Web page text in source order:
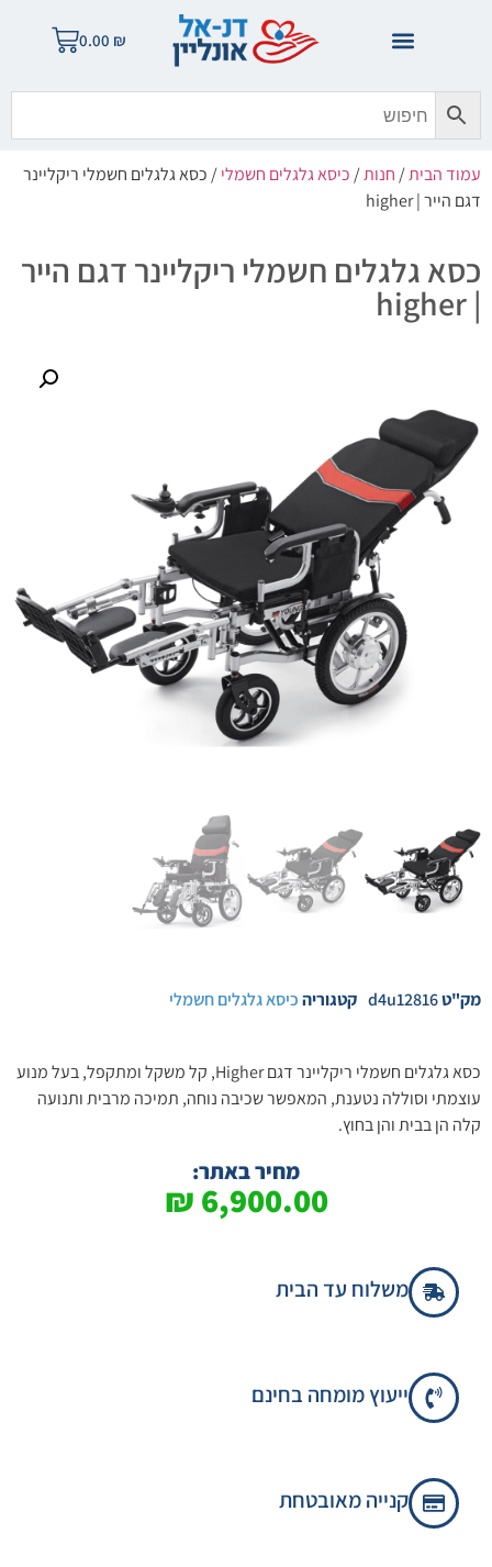
0.00 ₪
עמוד הבית/חנות/כיסא גלגלים חשמלי/ כסא גלגלים חשמלי ריקליינר
דגם הייר | higher
כסא גלגלים חשמלי ריקליינר דגם הייר
| higher
מק"טd4u12816 קטגוריהכיסא גלגלים חשמלי
כסא גלגלים חשמלי ריקליינר דגם Higher, קל משקל ומתקפל, בעל מנוע
עוצמתי וסוללה נטענת, המאפשר שכיבה נוחה, תמיכה מרבית ותנועה
קלה הן בבית והן בחוץ.
מחיר באתר:
6,900.00
₪
משלוח עד הבית
ייעוץ מומחה בחינם
קנייה מאובטחת